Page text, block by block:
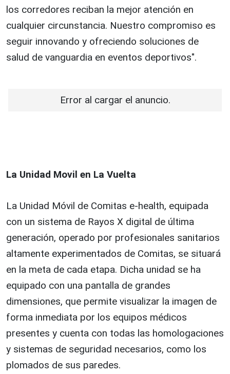
los corredores reciban la mejor atención en
cualquier circunstancia. Nuestro compromiso es
seguir innovando y ofreciendo soluciones de
salud de vanguardia en eventos deportivos".
Error al cargar el anuncio.
La Unidad Movil en La Vuelta
La Unidad Móvil de Comitas e-health, equipada
con un sistema de Rayos X digital de última
generación, operado por profesionales sanitarios
altamente experimentados de Comitas, se situará
en la meta de cada etapa. Dicha unidad se ha
equipado con una pantalla de grandes
dimensiones, que permite visualizar la imagen de
forma inmediata por los equipos médicos
presentes y cuenta con todas las homologaciones
y sistemas de seguridad necesarios, como los
plomados de sus paredes.